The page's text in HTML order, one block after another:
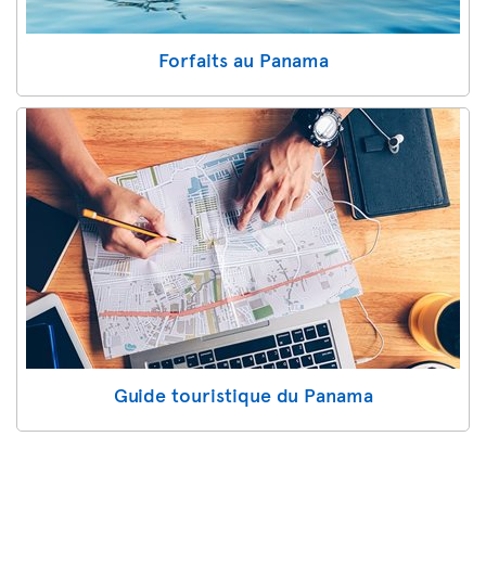
Forfaits au Panama
Guide touristique du Panama